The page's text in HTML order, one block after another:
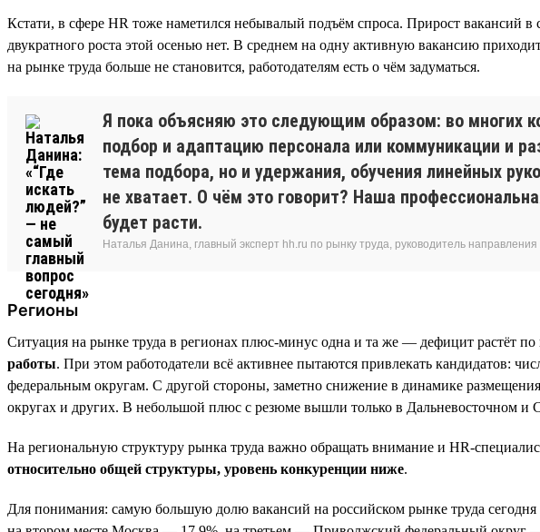
Кстати, в сфере HR тоже наметился небывалый подъём спроса. Прирост вакансий
двукратного роста этой осенью нет. В среднем на одну активную вакансию
на рынке труда больше не становится, работодателям есть о чём задуматься.
Я пока объясняю это следующим образом: во многих
подбор и адаптацию персонала или коммуникации и
тема подбора, но и удержания, обучения линейных
не хватает. О чём это говорит? Наша
будет расти.
Наталья Данина, главный эксперт hh.ru по рынку труда, руководитель
Регионы
Ситуация на рынке труда в регионах плюс-минус одна и та же — дефицит растёт
работы. При этом работодатели всё активнее пытаются привлекать кандидатов:
федеральным округам. С другой стороны, заметно снижение в динамике
округах и других. В небольшой плюс с резюме вышли только в Дальневосточном и
На региональную структуру рынка труда важно обращать внимание и HR-
относительно общей структуры, уровень конкуренции ниже.
Для понимания: самую большую долю вакансий на российском рынке труда